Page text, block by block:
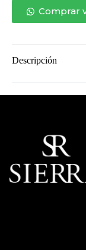
cantidadComprar
Descripción